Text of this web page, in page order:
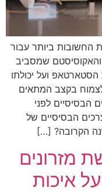
החשובות ביותר עבור
שמסביב
ועל יכולתו
בקצב המתאים
הבסיסיים לפני
הבסיסיים של
הקרובה? […]
מזרונים
איכות